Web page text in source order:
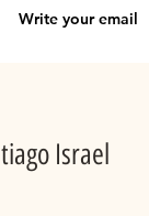
Israel